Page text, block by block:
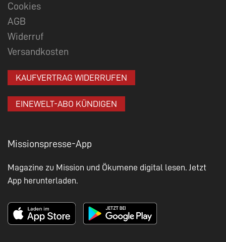
Cookies
AGB
Widerruf
Versandkosten
KAUFVERTRAG WIDERRUFEN
EINEWELT-ABO KÜNDIGEN
Missionspresse-App
Magazine zu Mission und Ökumene digital lesen. Jetzt
App herunterladen.